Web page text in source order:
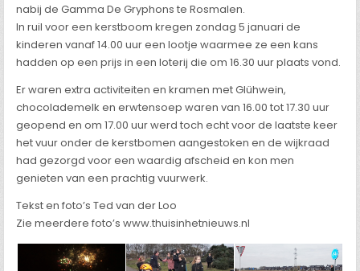
nabij de Gamma De Gryphons te Rosmalen.
In ruil voor een kerstboom kregen zondag 5 januari de
kinderen vanaf 14.00 uur een lootje waarmee ze een kans
hadden op een prijs in een loterij die om 16.30 uur plaats vond.
Er waren extra activiteiten en kramen met Glühwein,
chocolademelk en erwtensoep waren van 16.00 tot 17.30 uur
geopend en om 17.00 uur werd toch echt voor de laatste keer
het vuur onder de kerstbomen aangestoken en de wijkraad
had gezorgd voor een waardig afscheid en kon men
genieten van een prachtig vuurwerk.
Tekst en foto’s Ted van der Loo
Zie meerdere foto’s www.thuisinhetnieuws.nl